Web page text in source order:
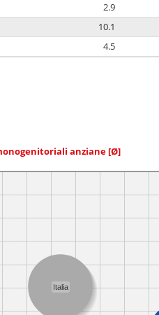
2.9
10.1
4.5
anziane [Ø]
Italia